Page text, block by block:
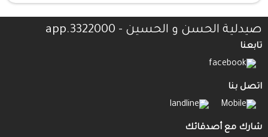
صيدلية الحسن و الحسين - 3322000.app
تابعنا
اتصل بنا
شارك مع أصدقائك